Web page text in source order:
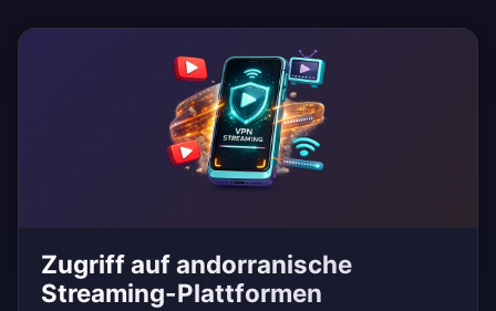
Zugriff auf andorranische
Streaming-Plattformen